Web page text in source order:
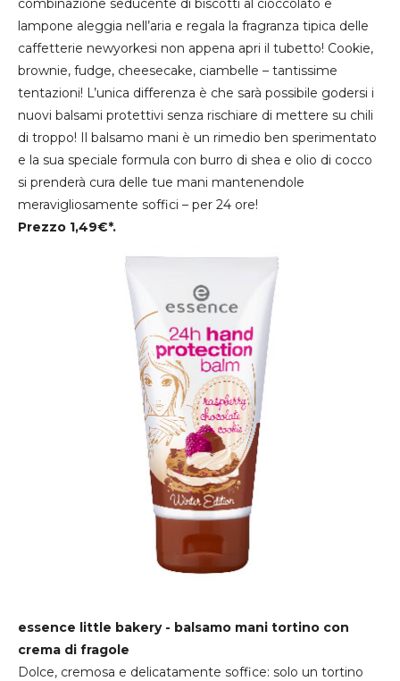
lampone aleggia nell’aria e regala la fragranza tipica delle
caffetterie newyorkesi non appena apri il tubetto! Cookie,
brownie, fudge, cheesecake, ciambelle – tantissime
tentazioni! L’unica differenza è che sarà possibile godersi i
nuovi balsami protettivi senza rischiare di mettere su chili
di troppo! Il balsamo mani è un rimedio ben sperimentato
e la sua speciale formula con burro di shea e olio di cocco
si prenderà cura delle tue mani mantenendole
meravigliosamente soffici – per 24 ore!
Prezzo 1,49€*.
essence little bakery - balsamo mani tortino con
crema di fragole
Dolce, cremosa e delicatamente soffice: solo un tortino